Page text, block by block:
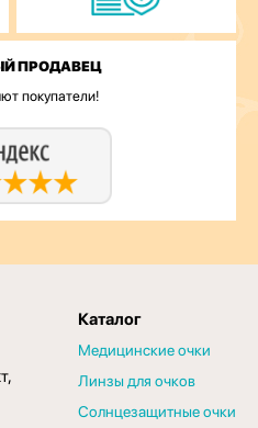
ПРОДАВЕЦ
покупатели!
Каталог
Медицинские очки
Линзы для очков
Солнцезащитные очки